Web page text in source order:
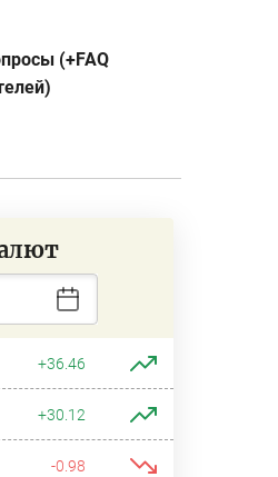
(+FAQ
+36.46
+30.12
-0.98